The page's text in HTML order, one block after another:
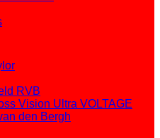
RVB
Vision Ultra VOLTAGE
den Bergh